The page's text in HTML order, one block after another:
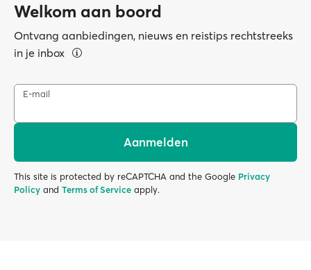
Welkom aan boord
Ontvang aanbiedingen, nieuws en reistips rechtstreeks
in je inbox
E-mail
Aanmelden
This site is protected by reCAPTCHA and the Google Privacy
Policy and Terms of Service apply.